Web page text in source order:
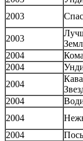
2003
2003
2004
2004
2004
2004
2004
2004